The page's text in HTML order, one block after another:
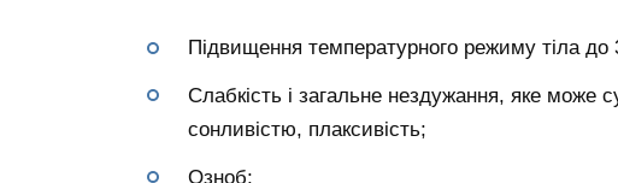
Підвищення температурного режиму тіла до
Слабкість і загальне нездужання, яке може
сонливістю, плаксивість;
Озноб;